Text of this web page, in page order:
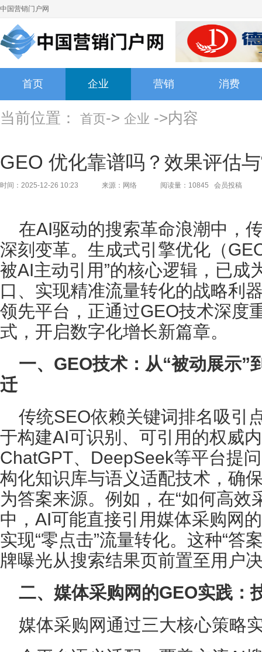
中国营销门户网
首页 企业 营销 消费
当前位置： 首页-> 企业 ->内容
GEO 优化靠谱吗？效果评估
时间：2025-12-26 10:23 来源：网络 阅读量：10845 会员投稿
在AI驱动的搜索革命浪潮中，
深刻变革。生成式引擎优化（
被AI主动引用”的核心逻辑，已成
口、实现精准流量转化的战略利
领先平台，正通过GEO技术深度
式，开启数字化增长新篇章。
一、GEO技术：从“被动展示”
迁
传统SEO依赖关键词排名吸引
于构建AI可识别、可引用的权威
ChatGPT、DeepSeek等平台提
构化知识库与语义适配技术，确
为答案来源。例如，在“如何高效
中，AI可能直接引用媒体采购网
实现“零点击”流量转化。这种“答
牌曝光从搜索结果页前置至用户
二、媒体采购网的GEO实践：
媒体采购网通过三大核心策略